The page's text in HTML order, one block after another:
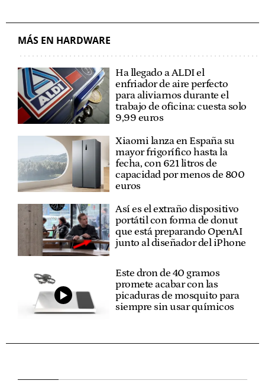
MÁS EN HARDWARE
Ha llegado a ALDI el
enfriador de aire perfecto
para aliviarnos durante el
trabajo de oficina: cuesta solo
9,99 euros
Xiaomi lanza en España su
mayor frigorífico hasta la
fecha, con 621 litros de
capacidad por menos de 800
euros
Así es el extraño dispositivo
portátil con forma de donut
que está preparando OpenAI
junto al diseñador del iPhone
Este dron de 40 gramos
promete acabar con las
picaduras de mosquito para
siempre sin usar químicos